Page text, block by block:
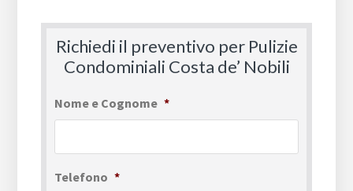
Richiedi il preventivo per Pulizie
Condominiali Costa de’ Nobili
Nome e Cognome *
Telefono *